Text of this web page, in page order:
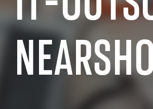
ERFAHRUNG IN DER SAP-BRANCHE
SAP für den öffentlichen Sektor